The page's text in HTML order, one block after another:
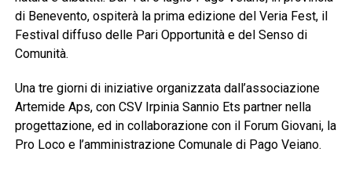
di Benevento, ospiterà la prima edizione del Veria Fest, il
Festival diffuso delle Pari Opportunità e del Senso di
Comunità.
Una tre giorni di iniziative organizzata dall’associazione
Artemide Aps, con CSV Irpinia Sannio Ets partner nella
progettazione, ed in collaborazione con il Forum Giovani, la
Pro Loco e l’amministrazione Comunale di Pago Veiano.